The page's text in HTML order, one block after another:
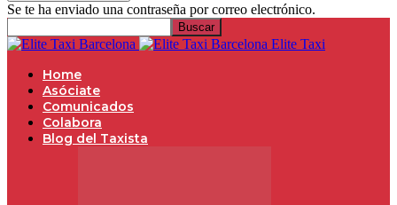
Se te ha enviado una contraseña por correo electrónico.
Elite Taxi
Home
Asóciate
Comunicados
Colabora
Blog del Taxista